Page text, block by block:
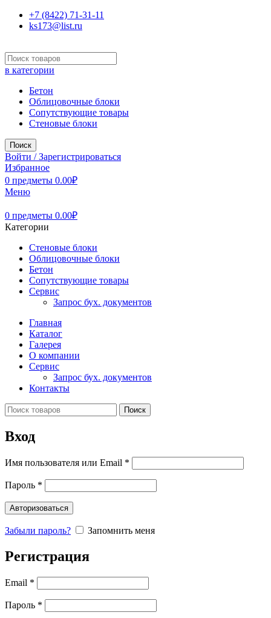
+7 (8422) 71-31-11
ks173@list.ru
в категории
Бетон
Облицовочные блоки
Сопутствующие товары
Стеновые блоки
Поиск
Войти / Зарегистрироваться
Избранное
0 предметы 0.00₽
Меню
0 предметы 0.00₽
Категории
Стеновые блоки
Облицовочные блоки
Бетон
Сопутствующие товары
Сервис
Запрос бух. документов
Главная
Каталог
Галерея
О компании
Сервис
Запрос бух. документов
Контакты
Поиск
Вход
Имя пользователя или Email *
Пароль *
Авторизоваться
Забыли пароль? Запомнить меня
Регистрация
Email *
Пароль *